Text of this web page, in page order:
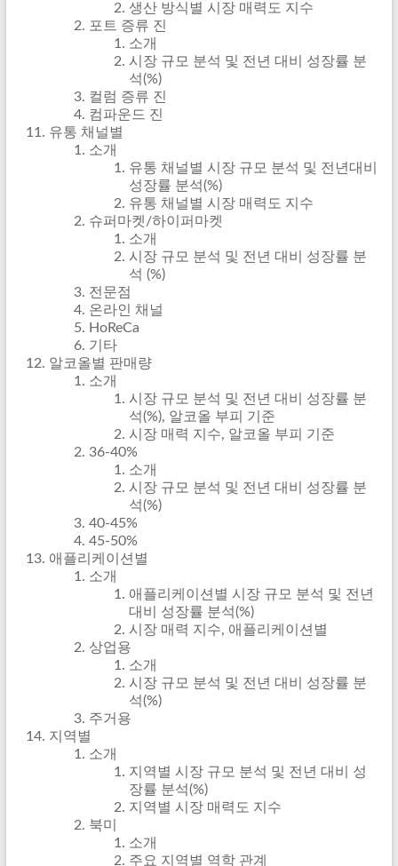
생산 방식별 시장 매력도 지수
포트 증류 진
소개
시장 규모 분석 및 전년 대비 성장률 분
석(%)
컬럼 증류 진
컴파운드 진
유통 채널별
소개
유통 채널별 시장 규모 분석 및 전년대비
성장률 분석(%)
유통 채널별 시장 매력도 지수
슈퍼마켓/하이퍼마켓
소개
시장 규모 분석 및 전년 대비 성장률 분
석 (%)
전문점
온라인 채널
HoReCa
기타
알코올별 판매량
소개
시장 규모 분석 및 전년 대비 성장률 분
석(%), 알코올 부피 기준
시장 매력 지수, 알코올 부피 기준
36-40%
소개
시장 규모 분석 및 전년 대비 성장률 분
석(%)
40-45%
45-50%
애플리케이션별
소개
애플리케이션별 시장 규모 분석 및 전년
대비 성장률 분석(%)
시장 매력 지수, 애플리케이션별
상업용
소개
시장 규모 분석 및 전년 대비 성장률 분
석(%)
주거용
지역별
소개
지역별 시장 규모 분석 및 전년 대비 성
장률 분석(%)
지역별 시장 매력도 지수
북미
소개
주요 지역별 역학 관계